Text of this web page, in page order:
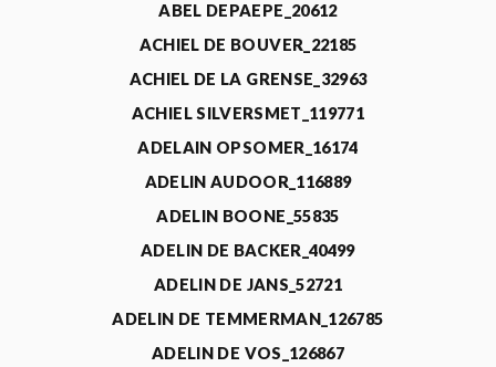
ABEL DEPAEPE_20612
ACHIEL DE BOUVER_22185
ACHIEL DE LA GRENSE_32963
ACHIEL SILVERSMET_119771
ADELAIN OPSOMER_16174
ADELIN AUDOOR_116889
ADELIN BOONE_55835
ADELIN DE BACKER_40499
ADELIN DE JANS_52721
ADELIN DE TEMMERMAN_126785
ADELIN DE VOS_126867